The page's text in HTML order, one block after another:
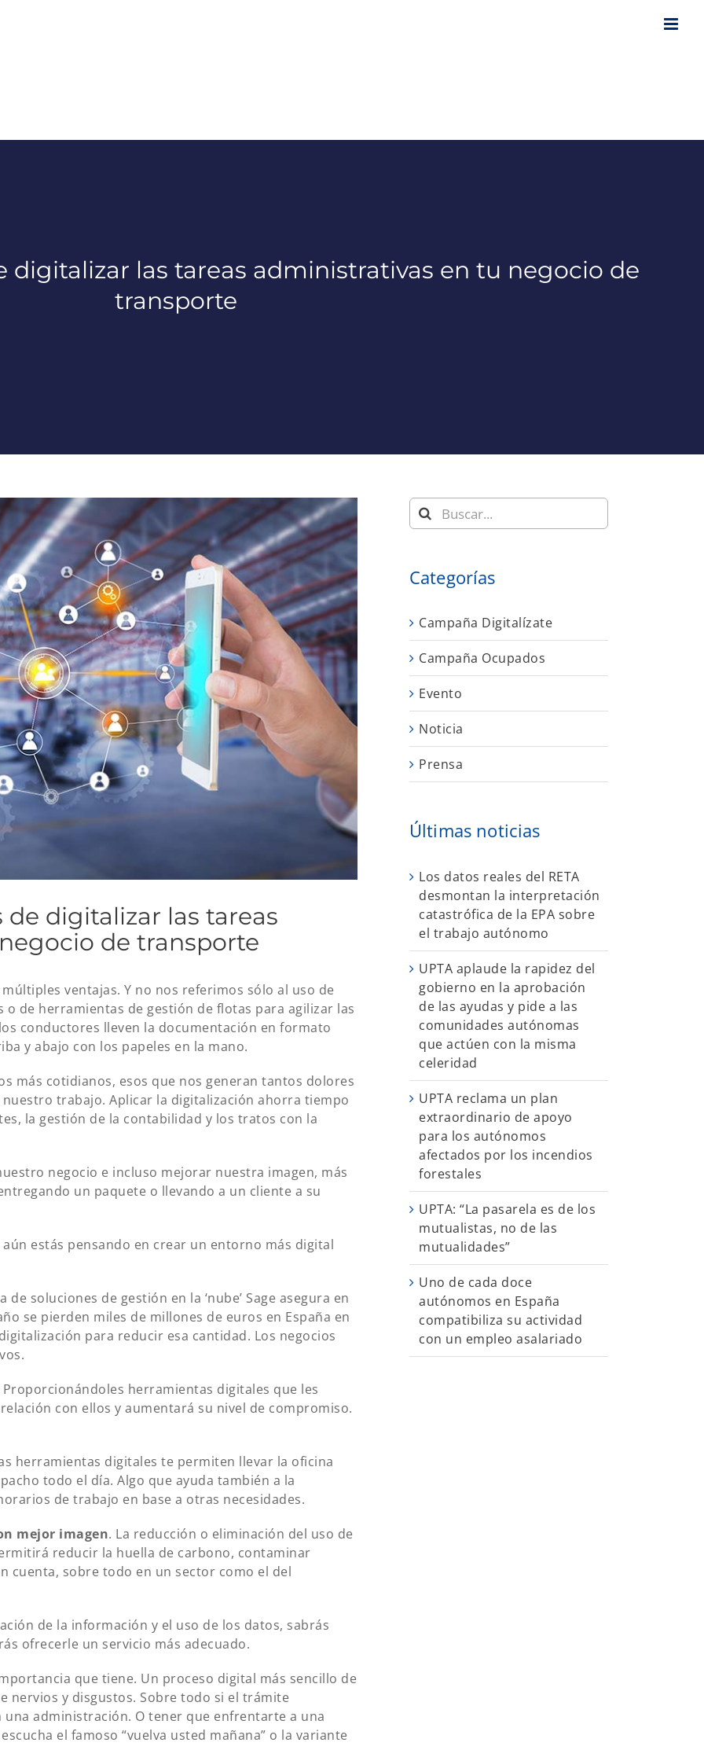
digitalizar las tareas administrativas en tu negocio de
transporte
digitalizar las tareas
de transporte
ventajas. Y no nos referimos sólo al uso de
o de herramientas de gestión de flotas para agilizar las
conductores lleven la documentación en formato
y abajo con los papeles en la mano.
más cotidianos, esos que nos generan tantos dolores
trabajo. Aplicar la digitalización ahorra tiempo
la gestión de la contabilidad y los tratos con la
negocio e incluso mejorar nuestra imagen, más
un paquete o llevando a un cliente a su
estás pensando en crear un entorno más digital
de soluciones de gestión en la ‘nube’ Sage asegura en
se pierden miles de millones de euros en España en
para reducir esa cantidad. Los negocios
Proporcionándoles herramientas digitales que les
con ellos y aumentará su nivel de compromiso.
herramientas digitales te permiten llevar la oficina
todo el día. Algo que ayuda también a la
de trabajo en base a otras necesidades.
mejor imagen. La reducción o eliminación del uso de
reducir la huella de carbono, contaminar
cuenta, sobre todo en un sector como el del
de la información y el uso de los datos, sabrás
ofrecerle un servicio más adecuado.
que tiene. Un proceso digital más sencillo de
nervios y disgustos. Sobre todo si el trámite
administración. O tener que enfrentarte a una
el famoso “vuelva usted mañana” o la variante
Buscar:
Categorías
Campaña Digitalízate
Campaña Ocupados
Evento
Noticia
Prensa
Últimas noticias
Los datos reales del RETA
desmontan la interpretación
catastrófica de la EPA sobre
el trabajo autónomo
UPTA aplaude la rapidez del
gobierno en la aprobación
de las ayudas y pide a las
comunidades autónomas
que actúen con la misma
celeridad
UPTA reclama un plan
extraordinario de apoyo
para los autónomos
afectados por los incendios
forestales
UPTA: “La pasarela es de los
mutualistas, no de las
mutualidades”
Uno de cada doce
autónomos en España
compatibiliza su actividad
con un empleo asalariado